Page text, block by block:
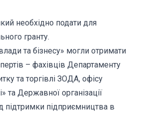
необхідно подати для
гранту.
та бізнесу» могли отримати
– фахівців Департаменту
та торгівлі ЗОДА, офісу
та Державної організації
підтримки підприємництва в